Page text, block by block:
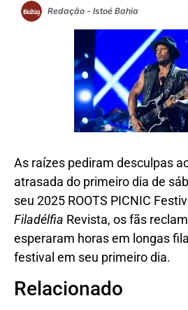
Redação - Istoé Bahia
As raízes pediram desculpas
atrasada do primeiro dia de
seu 2025 ROOTS PICNIC
Filadélfia Revista, os fãs
esperaram horas em longas
festival em seu primeiro dia.
Relacionado